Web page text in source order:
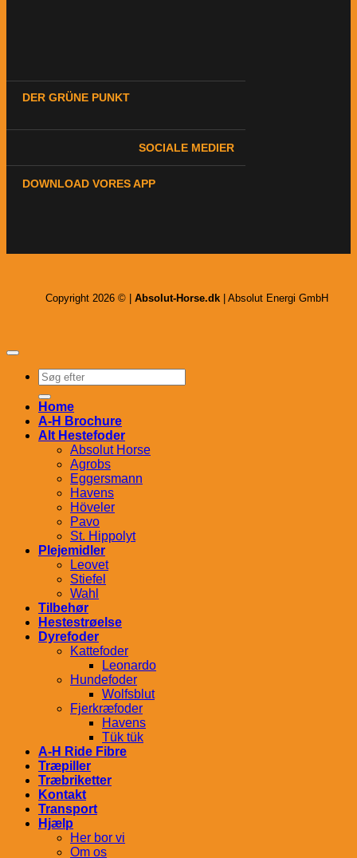
DER GRÜNE PUNKT
SOCIALE MEDIER
DOWNLOAD VORES APP
Copyright 2026 © | Absolut-Horse.dk| Absolut Energi GmbH
Søg
efter:
Home
A-H Brochure
Alt Hestefoder
Absolut Horse
Agrobs
Eggersmann
Havens
Höveler
Pavo
St. Hippolyt
Plejemidler
Leovet
Stiefel
Wahl
Tilbehør
Hestestrøelse
Dyrefoder
Kattefoder
Leonardo
Hundefoder
Wolfsblut
Fjerkræfoder
Havens
Tük tük
A-H Ride Fibre
Træpiller
Træbriketter
Kontakt
Transport
Hjælp
Her bor vi
Om os